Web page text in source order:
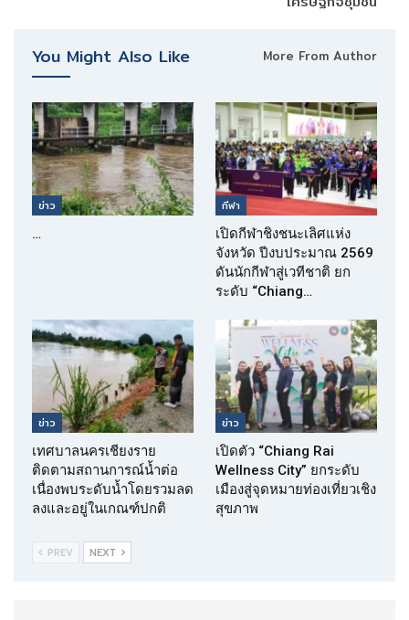
You Might Also Like More From Author
ข่าว
…
กีฬา
เปิดกีฬาชิงชนะเลิศแห่ง
จังหวัด ปีงบประมาณ 2569
ดันนักกีฬาสู่เวทีชาติ ยก
ระดับ “Chiang…
ข่าว
เทศบาลนครเชียงราย
ติดตามสถานการณ์น้ำต่อ
เนื่องพบระดับน้ำโดยรวมลด
ลงและอยู่ในเกณฑ์ปกติ
ข่าว
เปิดตัว “Chiang Rai
Wellness City” ยกระดับ
เมืองสู่จุดหมายท่องเที่ยวเชิง
สุขภาพ
PREV NEXT